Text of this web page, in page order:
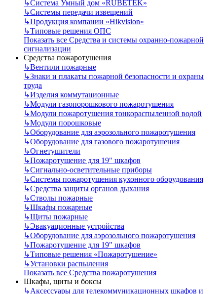
↳Система Умный дом «RUBETEK»
↳Системы передачи извещений
↳Продукция компании «Hikvision»
↳Типовые решения ОПС
Показать все Средства и системы охранно-пожарной
сигнализации
Средства пожаротушения
↳Вентили пожарные
↳Знаки и плакаты пожарной безопасности и охраны
труда
↳Изделия коммутационные
↳Модули газопорошкового пожаротушения
↳Модули пожаротушения тонкораспыленной водой
↳Модули порошковые
↳Оборудование для аэрозольного пожаротушения
↳Оборудование для газового пожаротушения
↳Огнетушители
↳Пожаротушение для 19" шкафов
↳Сигнально-осветительные приборы
↳Системы пожаротушения кухонного оборудования
↳Средства защиты органов дыхания
↳Стволы пожарные
↳Шкафы пожарные
↳Щиты пожарные
↳Эвакуационные устройства
↳Оборудование для аэрозольного пожаротушения
↳Пожаротушение для 19" шкафов
↳Типовые решения «Пожаротушение»
↳Установки распыления
Показать все Средства пожаротушения
Шкафы, щиты и боксы
↳Аксессуары для телекоммуникационных шкафов и